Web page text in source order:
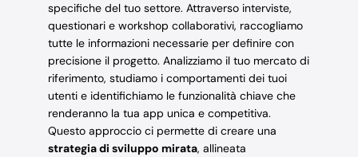
specifiche del tuo settore. Attraverso interviste,
questionari e workshop collaborativi, raccogliamo
tutte le informazioni necessarie per definire con
precisione il progetto. Analizziamo il tuo mercato di
riferimento, studiamo i comportamenti dei tuoi
utenti e identifichiamo le funzionalità chiave che
renderanno la tua app unica e competitiva.
Questo approccio ci permette di creare una
strategia di sviluppo mirata, allineata